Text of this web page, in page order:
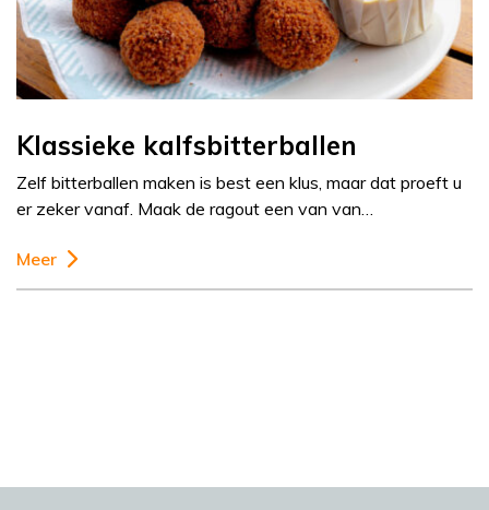
Klassieke kalfsbitterballen
Zelf bitterballen maken is best een klus, maar dat proeft u
er zeker vanaf. Maak de ragout een van van…
Meer